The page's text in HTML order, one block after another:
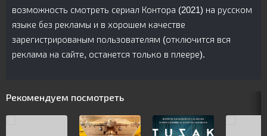
возможность смотреть сериал Контора (2021) на русском
языке без рекламы и в хорошем качестве
зарегистрированым пользователям (отключится вся
реклама на сайте, останется только в плеере).
Рекомендуем посмотреть